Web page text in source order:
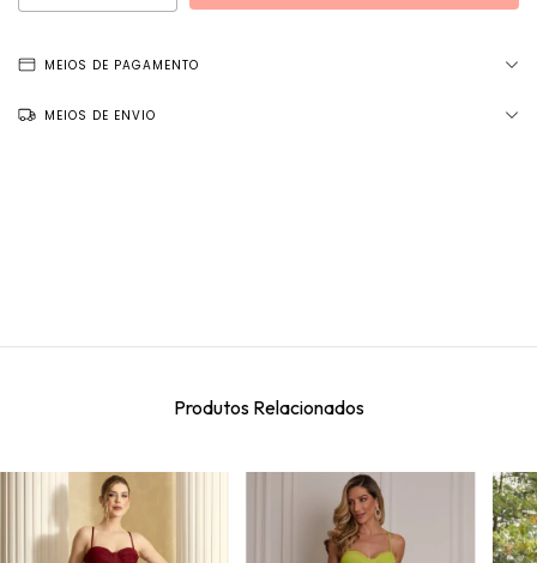
MEIOS DE PAGAMENTO
MEIOS DE ENVIO
Produtos Relacionados